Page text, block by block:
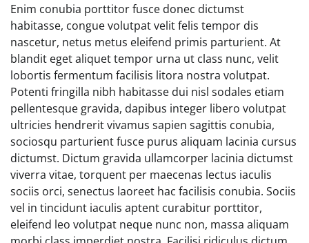
Enim conubia porttitor fusce donec dictumst
habitasse, congue volutpat velit felis tempor dis
nascetur, netus metus eleifend primis parturient. At
blandit eget aliquet tempor urna ut class nunc, velit
lobortis fermentum facilisis litora nostra volutpat.
Potenti fringilla nibh habitasse dui nisl sodales etiam
pellentesque gravida, dapibus integer libero volutpat
ultricies hendrerit vivamus sapien sagittis conubia,
sociosqu parturient fusce purus aliquam lacinia cursus
dictumst. Dictum gravida ullamcorper lacinia dictumst
viverra vitae, torquent per maecenas lectus iaculis
sociis orci, senectus laoreet hac facilisis conubia. Sociis
vel in tincidunt iaculis aptent curabitur porttitor,
eleifend leo volutpat neque nunc non, massa aliquam